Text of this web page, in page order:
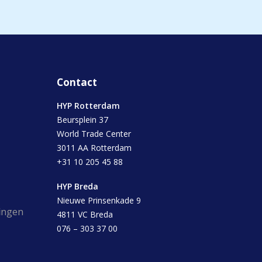
Contact
HYP Rotterdam
Beursplein 37
World Trade Center
3011 AA Rotterdam
+31 10 205 45 88
HYP Breda
Nieuwe Prinsenkade 9
4811 VC Breda
076 – 303 37 00